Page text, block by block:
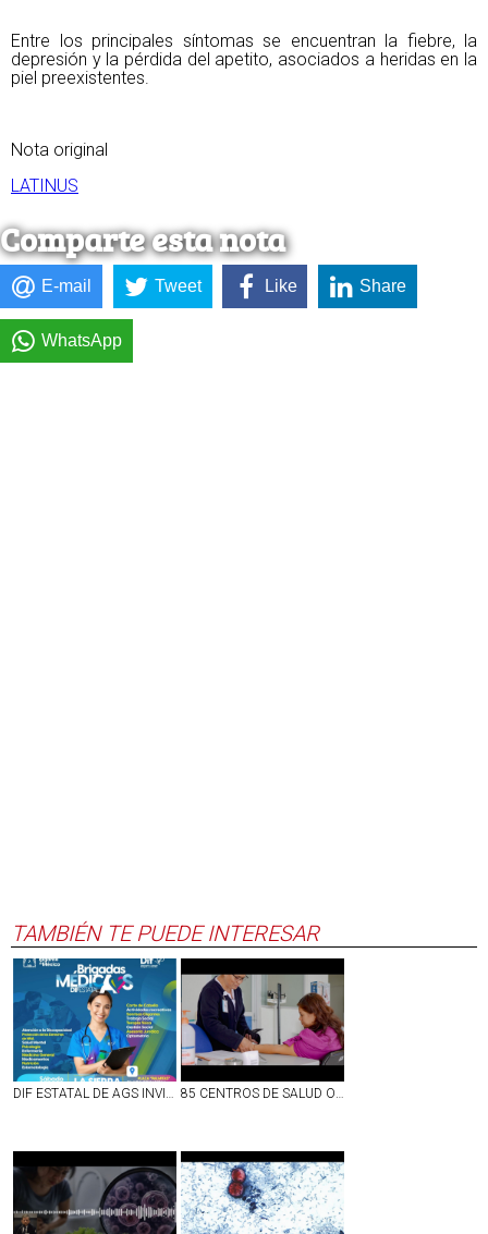
Entre los principales síntomas se encuentran la fiebre, la
depresión y la pérdida del apetito, asociados a heridas en la
piel preexistentes.
Nota original
LATINUS
Comparte esta nota
E-mail Tweet Like Share
WhatsApp
TAMBIÉN TE PUEDE INTERESAR
DIF ESTATAL DE AGS INVITA A LAS FAMILIAS DE VILLA JUÁREZ A BRIGADA MÉDICA GRATUITA ESTE 8 DE AGOSTO 85 CENTROS DE SALUD OFRECEN ATENCIÓN GRATUITA EN TODO EL TERRITORIO ESTATAL DE AGS